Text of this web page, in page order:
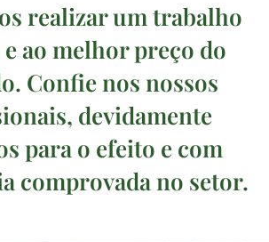
realizar um trabalho
ao melhor preço do
Confie nos nossos
devidamente
para o efeito e com
comprovada no setor.